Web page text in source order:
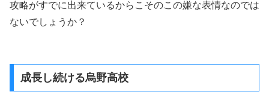
攻略がすでに出来ているからこそのこの嫌な表情なのでは
ないでしょうか？
成長し続ける烏野高校